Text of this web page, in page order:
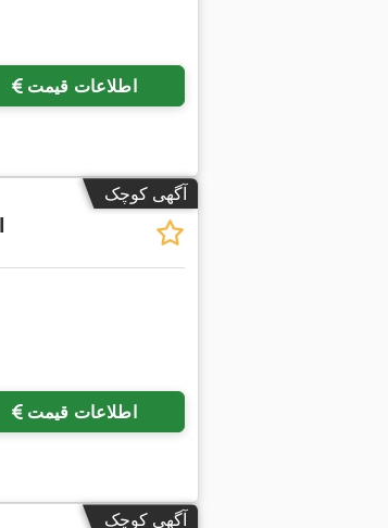
اطلاعات قیمت
آگهی کوچک
اطلاعات قیمت
آگهی کوچک